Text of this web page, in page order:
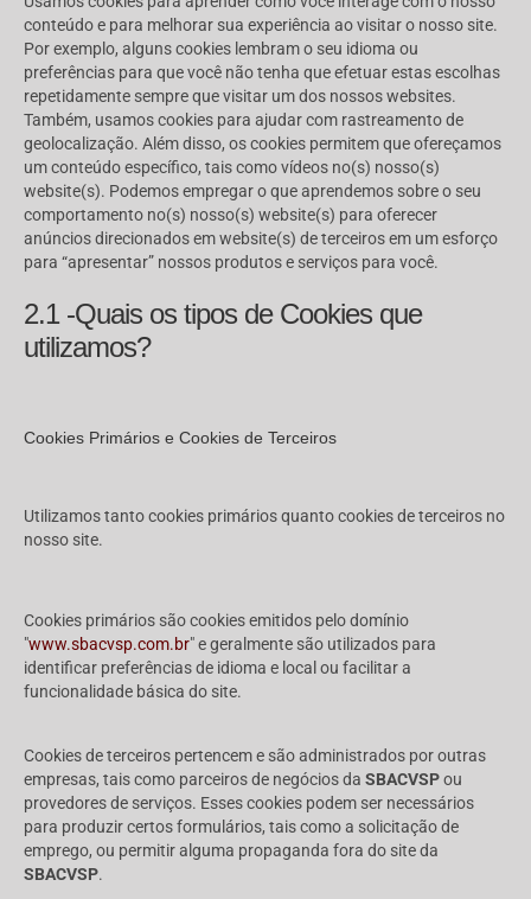
conteúdo e para melhorar sua experiência ao visitar o nosso site.
Por exemplo, alguns cookies lembram o seu idioma ou
preferências para que você não tenha que efetuar estas escolhas
repetidamente sempre que visitar um dos nossos websites.
Também, usamos cookies para ajudar com rastreamento de
geolocalização. Além disso, os cookies permitem que ofereçamos
um conteúdo específico, tais como vídeos no(s) nosso(s)
website(s). Podemos empregar o que aprendemos sobre o seu
comportamento no(s) nosso(s) website(s) para oferecer
anúncios direcionados em website(s) de terceiros em um esforço
para “apresentar” nossos produtos e serviços para você.
2.1 -Quais os tipos de Cookies que
utilizamos?
Cookies Primários e Cookies de Terceiros
Utilizamos tanto cookies primários quanto cookies de terceiros no
nosso site.
Cookies primários são cookies emitidos pelo domínio
"www.sbacvsp.com.br" e geralmente são utilizados para
identificar preferências de idioma e local ou facilitar a
funcionalidade básica do site.
Cookies de terceiros pertencem e são administrados por outras
empresas, tais como parceiros de negócios da SBACVSPou
provedores de serviços. Esses cookies podem ser necessários
para produzir certos formulários, tais como a solicitação de
emprego, ou permitir alguma propaganda fora do site da
SBACVSP.